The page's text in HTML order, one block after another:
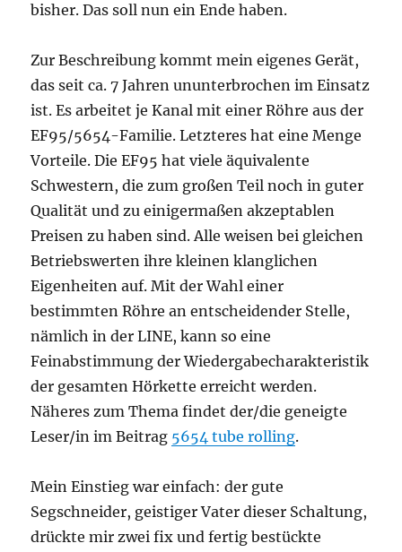
bisher. Das soll nun ein Ende haben.
Zur Beschreibung kommt mein eigenes Gerät,
das seit ca. 7 Jahren ununterbrochen im Einsatz
ist. Es arbeitet je Kanal mit einer Röhre aus der
EF95/5654-Familie. Letzteres hat eine Menge
Vorteile. Die EF95 hat viele äquivalente
Schwestern, die zum großen Teil noch in guter
Qualität und zu einigermaßen akzeptablen
Preisen zu haben sind. Alle weisen bei gleichen
Betriebswerten ihre kleinen klanglichen
Eigenheiten auf. Mit der Wahl einer
bestimmten Röhre an entscheidender Stelle,
nämlich in der LINE, kann so eine
Feinabstimmung der Wiedergabecharakteristik
der gesamten Hörkette erreicht werden.
Näheres zum Thema findet der/die geneigte
Leser/in im Beitrag 5654 tube rolling.
Mein Einstieg war einfach: der gute
Segschneider, geistiger Vater dieser Schaltung,
drückte mir zwei fix und fertig bestückte